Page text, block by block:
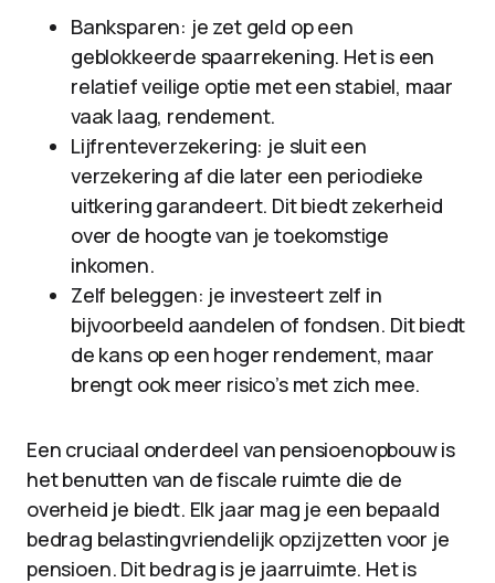
Banksparen: je zet geld op een
geblokkeerde spaarrekening. Het is een
relatief veilige optie met een stabiel, maar
vaak laag, rendement.
Lijfrenteverzekering: je sluit een
verzekering af die later een periodieke
uitkering garandeert. Dit biedt zekerheid
over de hoogte van je toekomstige
inkomen.
Zelf beleggen: je investeert zelf in
bijvoorbeeld aandelen of fondsen. Dit biedt
de kans op een hoger rendement, maar
brengt ook meer risico’s met zich mee.
Een cruciaal onderdeel van pensioenopbouw is
het benutten van de fiscale ruimte die de
overheid je biedt. Elk jaar mag je een bepaald
bedrag belastingvriendelijk opzijzetten voor je
pensioen. Dit bedrag is je jaarruimte. Het is